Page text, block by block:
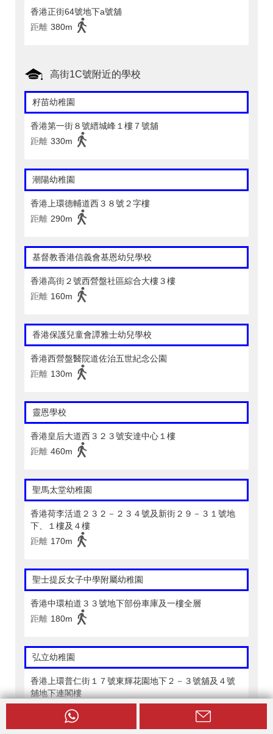
香港正街64號地下a號舖
距離 380m
高街1C號附近的學校
籽苗幼稚園
香港第一街８號縉城峰１樓７號舖
距離 330m
潮陽幼稚園
香港上環德輔道西３８號２字樓
距離 290m
基督教香港信義會基恩幼兒學校
香港高街２號西營盤社區綜合大樓３樓
距離 160m
香港保護兒童會譚雅士幼兒學校
香港西營盤醫院道佐治五世紀念公園
距離 130m
靈恩學校
香港皇后大道西３２３號安達中心１樓
距離 460m
聖馬太堂幼稚園
香港荷李活道２３２－２３４號及新街２９－３１號地
下、１樓及４樓
距離 170m
聖士提反女子中學附屬幼稚園
香港中環柏道３３號地下部份車庫及一樓全層
距離 180m
弘立幼稚園
香港上環普仁街１７號東輝花園地下２－３號舖及４號
舖地下連閣樓
140m